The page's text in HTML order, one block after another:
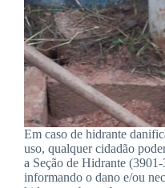
Em caso de hidrante
uso, qualquer cidadão
a Seção de Hidrante
informando o dano e/ou